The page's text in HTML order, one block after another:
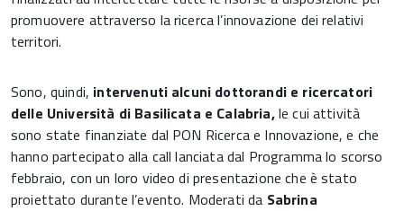
promuovere attraverso la ricerca l’innovazione dei relativi
territori.
Sono, quindi, intervenuti alcuni dottorandi e ricercatori
delle Università di Basilicata e Calabria,le cui attività
sono state finanziate dal PON Ricerca e Innovazione, e che
hanno partecipato alla call lanciata dal Programma lo scorso
febbraio, con un loro video di presentazione che è stato
proiettato durante l’evento. Moderati da Sabrina